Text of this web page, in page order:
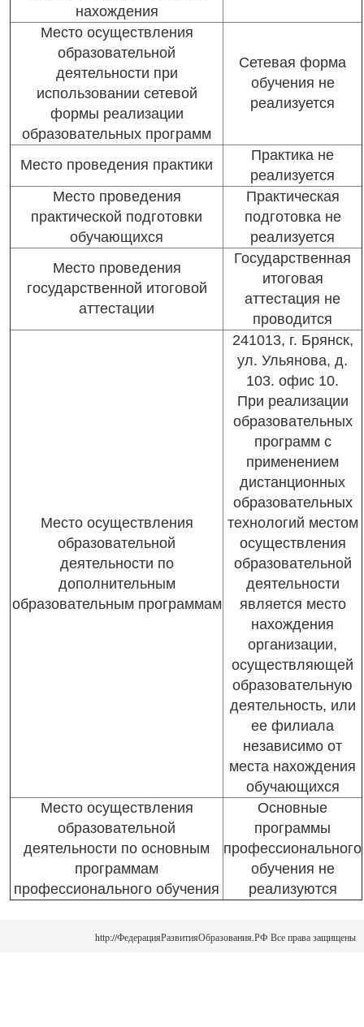
нахождения
Место осуществления
образовательной
деятельности при
использовании сетевой
формы реализации
образовательных программ
Сетевая форма
обучения не
реализуется
Место проведения практики
Практика не
реализуется
Место проведения
практической подготовки
обучающихся
Практическая
подготовка не
реализуется
Место проведения
государственной итоговой
аттестации
Государственная
итоговая
аттестация не
проводится
Место осуществления
образовательной
деятельности по
дополнительным
образовательным программам
241013, г. Брянск,
ул. Ульянова, д.
103. офис 10.
При реализации
образовательных
программ с
применением
дистанционных
образовательных
технологий местом
осуществления
образовательной
деятельности
является место
нахождения
организации,
осуществляющей
образовательную
деятельность, или
ее филиала
независимо от
места нахождения
обучающихся
Место осуществления
образовательной
деятельности по основным
программам
профессионального обучения
Основные
программы
профессионального
обучения не
реализуются
http://ФедерацияРазвитияОбразования.РФ Все права защищены